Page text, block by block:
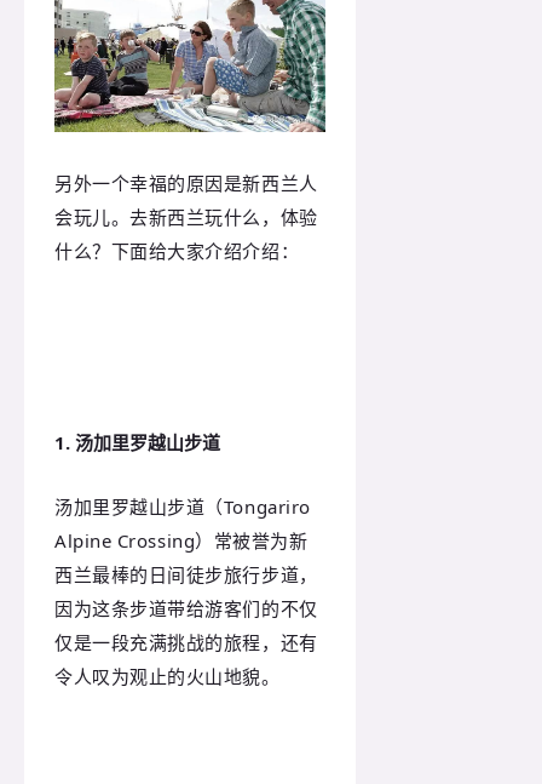
另外一个幸福的原因是新西兰人
会玩儿。去新西兰玩什么，体验
什么？下面给大家介绍介绍：
1. 汤加里罗越山步道
汤加里罗越山步道（Tongariro
Alpine Crossing）常被誉为新
西兰最棒的日间徒步旅行步道，
因为这条步道带给游客们的不仅
仅是一段充满挑战的旅程，还有
令人叹为观止的火山地貌。